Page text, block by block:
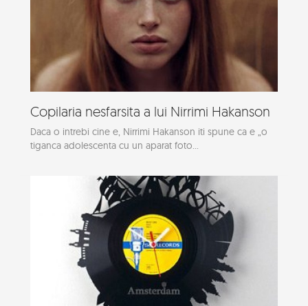
Copilaria nesfarsita a lui Nirrimi Hakanson
Daca o intrebi cine e, Nirrimi Hakanson iti spune ca e „o
tiganca adolescenta cu un aparat foto...